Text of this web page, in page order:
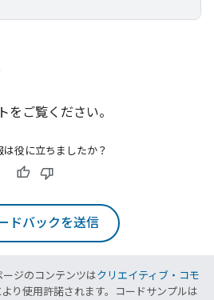
をご覧ください。
は役に立ちましたか？
ドバックを送信
ジのコンテンツはクリエイティブ・コモ
より使用許諾されます。コードサンプルは